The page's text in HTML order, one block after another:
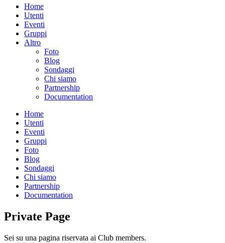
Home
Utenti
Eventi
Gruppi
Altro
Foto
Blog
Sondaggi
Chi siamo
Partnership
Documentation
Home
Utenti
Eventi
Gruppi
Foto
Blog
Sondaggi
Chi siamo
Partnership
Documentation
Private Page
Sei su una pagina riservata ai Club members.